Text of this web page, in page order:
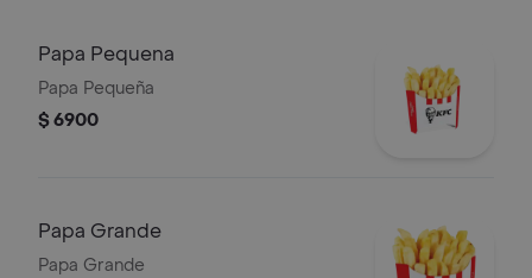
Papa Pequena
Papa Pequeña
$ 6900
Papa Grande
Papa Grande